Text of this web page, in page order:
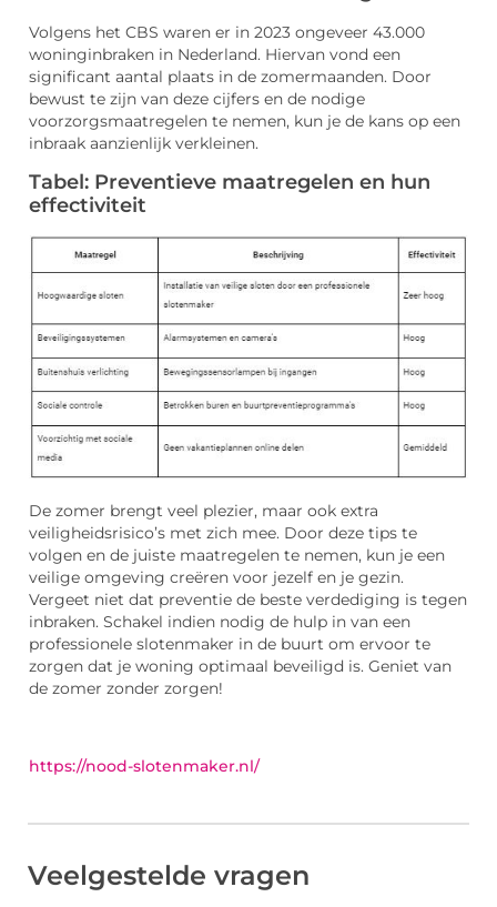
Volgens het CBS waren er in 2023 ongeveer 43.000
woninginbraken in Nederland. Hiervan vond een
significant aantal plaats in de zomermaanden. Door
bewust te zijn van deze cijfers en de nodige
voorzorgsmaatregelen te nemen, kun je de kans op een
inbraak aanzienlijk verkleinen.
Tabel: Preventieve maatregelen en hun
effectiviteit
De zomer brengt veel plezier, maar ook extra
veiligheidsrisico’s met zich mee. Door deze tips te
volgen en de juiste maatregelen te nemen, kun je een
veilige omgeving creëren voor jezelf en je gezin.
Vergeet niet dat preventie de beste verdediging is tegen
inbraken. Schakel indien nodig de hulp in van een
professionele slotenmaker in de buurt om ervoor te
zorgen dat je woning optimaal beveiligd is. Geniet van
de zomer zonder zorgen!
https://nood-slotenmaker.nl/
Veelgestelde vragen